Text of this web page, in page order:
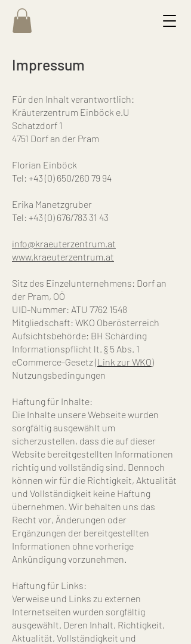
Impressum
Für den Inhalt verantwortlich:
Kräuterzentrum Einböck e.U
Schatzdorf 1
4751 Dorf an der Pram
Florian Einböck
Tel: +43 (0) 650/260 79 94
Erika Manetzgruber
Tel: +43 (0) 676/783 31 43
info@kraeuterzentrum.at
www.kraeuterzentrum.at
Sitz des Einzelunternehmens: Dorf an
der Pram, OÖ
UID-Nummer: ATU 7762 1548
Mitgliedschaft: WKO Oberösterreich
Aufsichtsbehörde: BH Schärding
Informationspflicht lt. § 5 Abs. 1
eCommerce-Gesetz(Link zur WKO)
Nutzungsbedingungen
Haftung für Inhalte:
Die Inhalte unsere Webseite wurden
sorgfältig ausgewählt um
sicherzustellen, dass die auf dieser
Website bereitgestellten Informationen
richtig und vollständig sind. Dennoch
können wir für die Richtigkeit, Aktualität
und Vollständigkeit keine Haftung
übernehmen. Wir behalten uns das
Recht vor, Änderungen oder
Ergänzungen der bereitgestellten
Informationen ohne vorherige
Ankündigung vorzunehmen.
Haftung für Links:
Verweise und Links zu externen
Internetseiten wurden sorgfältig
ausgewählt. Deren Inhalt, Richtigkeit,
Aktualität, Vollständigkeit und